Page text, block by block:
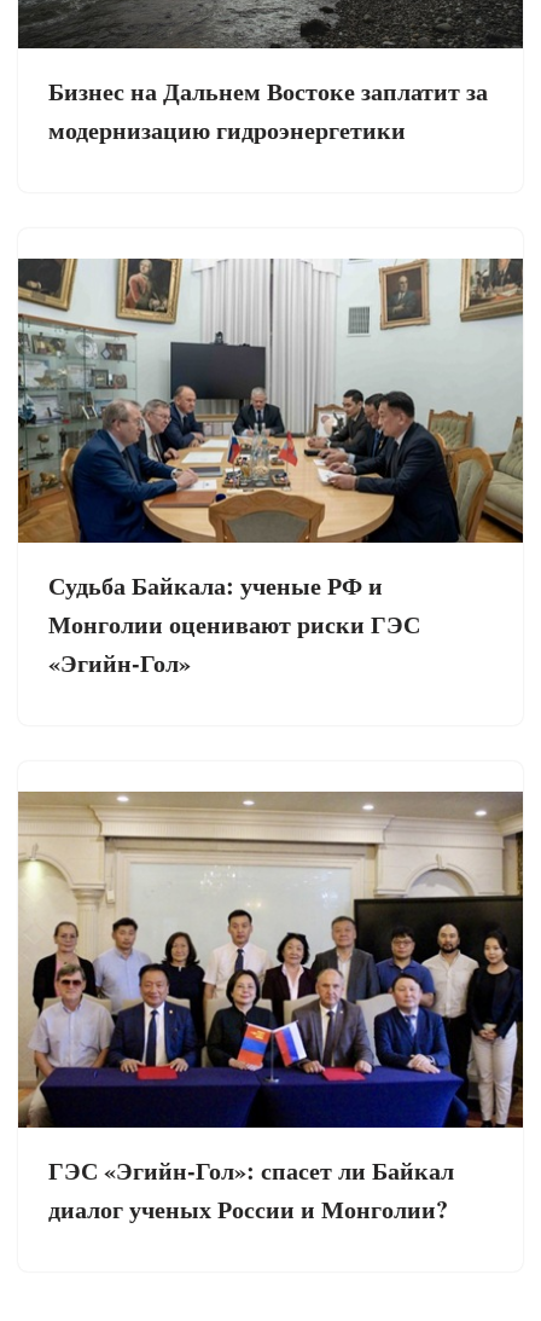
Бизнес на Дальнем Востоке заплатит за
модернизацию гидроэнергетики
Судьба Байкала: ученые РФ и
Монголии оценивают риски ГЭС
«Эгийн-Гол»
ГЭС «Эгийн-Гол»: спасет ли Байкал
диалог ученых России и Монголии?